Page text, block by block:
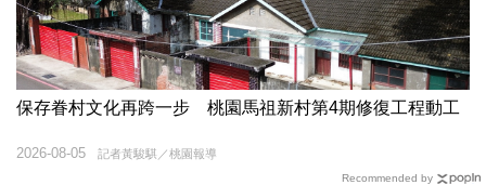
保存眷村文化再跨一步 桃園馬祖新村第4期修復工程動工
記者黃駿騏／桃園報導
2026-08-05
Recommended by